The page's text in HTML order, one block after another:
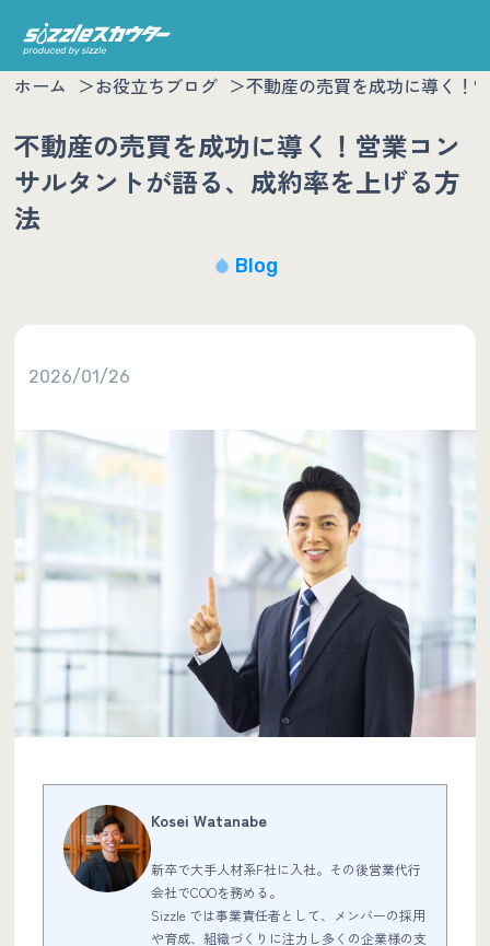
ホーム お役立ちブログ 不動産の売買を成功に導く！
不動産の売買を成功に導く！営業コン
サルタントが語る、成約率を上げる方
法
Blog
2026/01/26
Kosei Watanabe
新卒で大手人材系F社に入社。その後営業代行
会社でCOOを務める。
Sizzle では事業責任者として、メンバーの採用
や育成、組織づくりに注力し多くの企業様の支